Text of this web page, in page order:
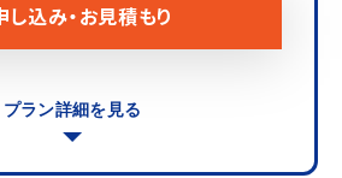
し込み・お見積もり
プラン詳細を見る